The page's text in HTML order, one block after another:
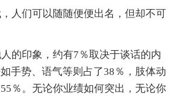
人们可以随随便便出名，但却不可
的印象，约有7％取决于谈话的内
手势、语气等则占了38％，肢体动
％。无论你业绩如何突出，无论你